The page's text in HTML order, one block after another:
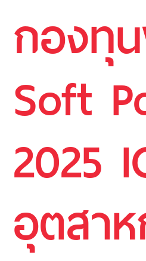
กองทุ
Soft
2025
อุตสา